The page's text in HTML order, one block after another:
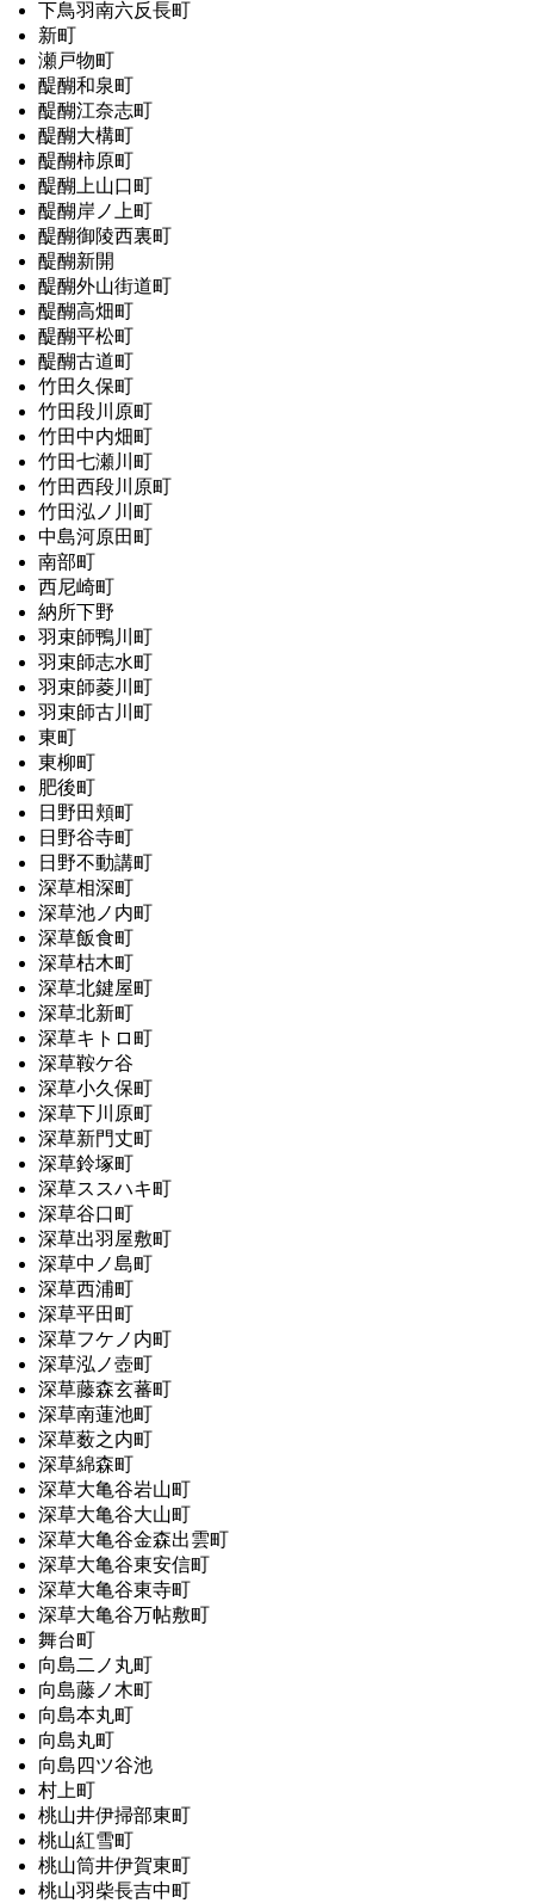
下鳥羽南六反長町
新町
瀬戸物町
醍醐和泉町
醍醐江奈志町
醍醐大構町
醍醐柿原町
醍醐上山口町
醍醐岸ノ上町
醍醐御陵西裏町
醍醐新開
醍醐外山街道町
醍醐高畑町
醍醐平松町
醍醐古道町
竹田久保町
竹田段川原町
竹田中内畑町
竹田七瀬川町
竹田西段川原町
竹田泓ノ川町
中島河原田町
南部町
西尼崎町
納所下野
羽束師鴨川町
羽束師志水町
羽束師菱川町
羽束師古川町
東町
東柳町
肥後町
日野田頬町
日野谷寺町
日野不動講町
深草相深町
深草池ノ内町
深草飯食町
深草枯木町
深草北鍵屋町
深草北新町
深草キトロ町
深草鞍ケ谷
深草小久保町
深草下川原町
深草新門丈町
深草鈴塚町
深草ススハキ町
深草谷口町
深草出羽屋敷町
深草中ノ島町
深草西浦町
深草平田町
深草フケノ内町
深草泓ノ壺町
深草藤森玄蕃町
深草南蓮池町
深草薮之内町
深草綿森町
深草大亀谷岩山町
深草大亀谷大山町
深草大亀谷金森出雲町
深草大亀谷東安信町
深草大亀谷東寺町
深草大亀谷万帖敷町
舞台町
向島二ノ丸町
向島藤ノ木町
向島本丸町
向島丸町
向島四ツ谷池
村上町
桃山井伊掃部東町
桃山紅雪町
桃山筒井伊賀東町
桃山羽柴長吉中町